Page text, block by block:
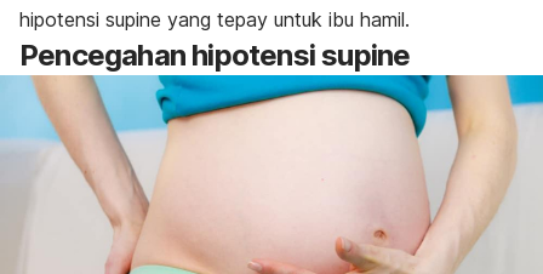
hipotensi supine yang tepay untuk ibu hamil.
Pencegahan hipotensi supine